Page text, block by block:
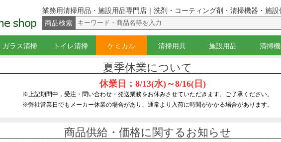
業務用清掃用品・施設用品専門店｜洗剤・コーティング剤・清掃機器・施
商品検索
ガラス清掃 トイレ清掃
トイレ用洗剤・尿石防止剤
トイレ用コーティング剤
黒すじ・水あか落とし
ラバーカップ（すっぽん）
ケミカル
ワックス
光沢復元剤・硬化剤
洗剤
落書き・糊・ガム落とし
除菌洗剤・消臭剤
はくり剤
溶剤(アルコール・シンナー)
サビ取り・研磨剤
コーティング剤
液体固化剤
スキンケア・ハンドソープ
清掃用具
ほうき・ちり取り
ダスター・化学モップ
隅こすり・床清掃ブラシ
ドライヤー(かっぱき)・水取り
水拭きモップ・モップ絞り
ワックスモップ・タンク
ハンドル・柄
刷毛・ホコリ払い
スポンジ・たわし・クロス
スクレーパー・ナイフ・皮スキ
スプレー・ボトル
バケツ・ホース
台車・缶キャリー
テープ・シール
保護具(手袋・マスク等)
施設用品 清掃
夏季休業について
休業日：8/13(水)～8/16(日)
※上記期間中，受注・問い合わせ・発送業務をお休みさせていただきます。ご了承ください。
※弊社営業日でもメーカー休業の場合があり、通常より入荷に時間がかかる場合があります。
商品供給・価格に関するお知らせ